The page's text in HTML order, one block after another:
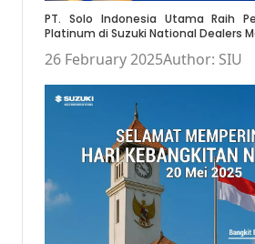
PT. Solo Indonesia Utama Raih
Platinum di Suzuki National Dealers
26 February 2025Author: SIU